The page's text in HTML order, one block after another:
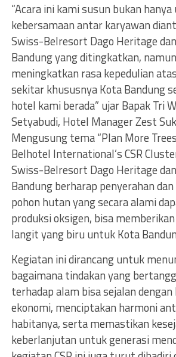
“Acara ini kami susun bukan
kebersamaan antar karyawan
Swiss-Belresort Dago Heritage
Bandung yang ditingkatkan,
meningkatkan rasa kepedulian
sekitar khususnya Kota Bandung
hotel kami berada” ujar Bapak Tri
Setyabudi, Hotel Manager Zest
Mengusung tema “Plan More
Belhotel International’s CSR
Swiss-Belresort Dago Heritage
Bandung berharap penyerahan
pohon hutan yang secara alami
produksi oksigen, bisa
langit yang biru untuk Kota
Kegiatan ini dirancang untuk
bagaimana tindakan yang
terhadap alam bisa sejalan
ekonomi, menciptakan harmoni
habitanya, serta memastikan
keberlanjutan untuk generasi